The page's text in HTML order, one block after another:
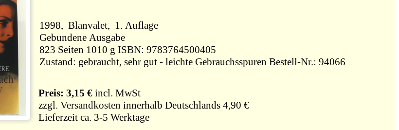
1998, Blanvalet, 1. Auflage
Gebundene Ausgabe
823 Seiten 1010 g ISBN: 9783764500405
Zustand: gebraucht, sehr gut - leichte Gebrauchsspuren Bestell-Nr.: 94066
Preis: 3,15 € incl. MwSt
zzgl. Versandkosten innerhalb Deutschlands 4,90 €
Lieferzeit ca. 3-5 Werktage